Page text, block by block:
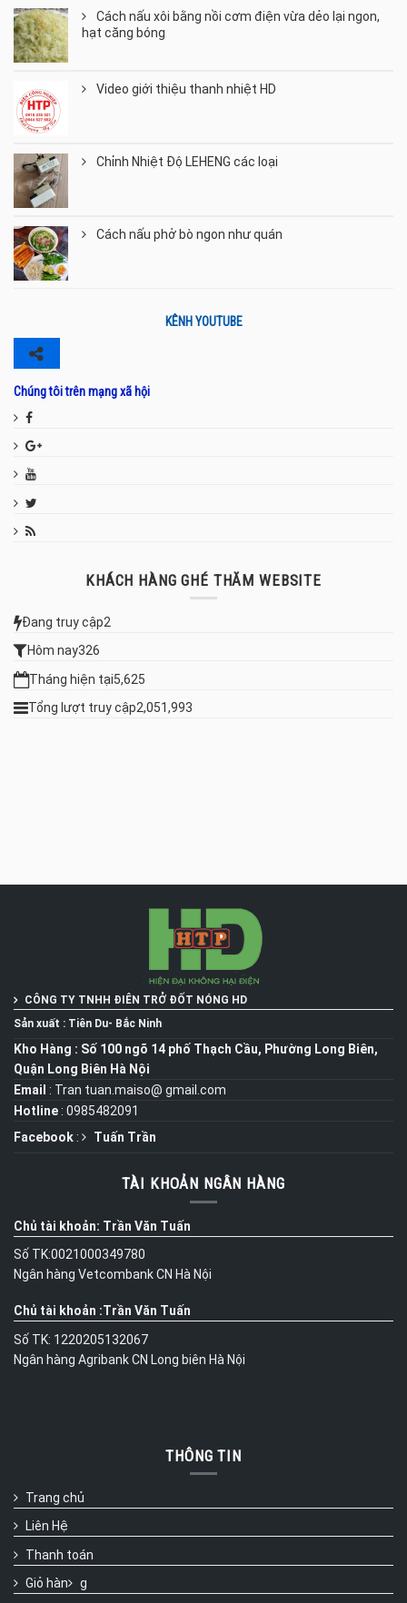
Cách nấu xôi bằng nồi cơm điện vừa dẻo lại ngon,
hạt căng bóng
Video giới thiệu thanh nhiệt HD
Chỉnh Nhiệt Độ LEHENG các loại
Cách nấu phở bò ngon như quán
KÊNH YOUTUBE
Chúng tôi trên mạng xã hội
KHÁCH HÀNG GHÉ THĂM WEBSITE
Đang truy cập2
Hôm nay326
Tháng hiện tại5,625
Tổng lượt truy cập2,051,993
CÔNG TY TNHH ĐIÊN TRỞ ĐỐT NÓNG HD
Sản xuất : Tiên Du- Bắc Ninh
Kho Hàng : Số 100 ngõ 14 phố Thạch Cầu, Phường Long Biên,
Quận Long Biên Hà Nội
Email : Tran tuan.maiso@ gmail.com
Hotline : 0985482091
Facebook : Tuấn Trần
TÀI KHOẢN NGÂN HÀNG
Chủ tài khoản: Trần Văn Tuấn
Số TK:0021000349780
Ngân hàng Vetcombank CN Hà Nội
Chủ tài khoản :Trần Văn Tuấn
Số TK: 1220205132067
Ngân hàng Agribank CN Long biên Hà Nội
THÔNG TIN
Trang chủ
Liên Hệ
Thanh toán
Giỏ hàn
g